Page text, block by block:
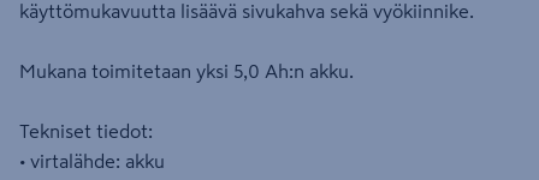
käyttömukavuutta lisäävä sivukahva sekä vyökiinnike.
Mukana toimitetaan yksi 5,0 Ah:n akku.
Tekniset tiedot:
• virtalähde: akku